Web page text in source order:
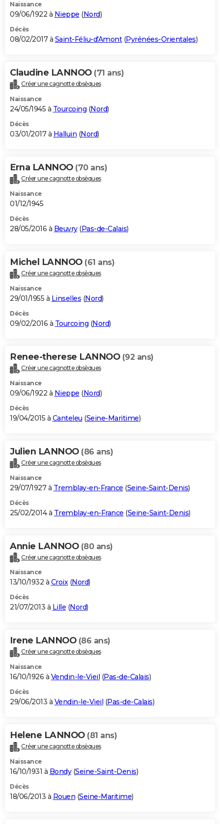
Naissance
09/06/1922 à Nieppe (Nord)
Décès
08/02/2017 à Saint-Féliu-d'Amont(Pyrénées-Orientales)
Claudine LANNOO (71 ans)
Créer une cagnotte obsèques
Naissance
24/05/1945 à Tourcoing (Nord)
Décès
03/01/2017 à Halluin (Nord)
Erna LANNOO (70 ans)
Créer une cagnotte obsèques
Naissance
01/12/1945
Décès
28/05/2016 à Beuvry(Pas-de-Calais)
Michel LANNOO (61 ans)
Créer une cagnotte obsèques
Naissance
29/01/1955 à Linselles (Nord)
Décès
09/02/2016 à Tourcoing (Nord)
Renee-therese LANNOO (92 ans)
Créer une cagnotte obsèques
Naissance
09/06/1922 à Nieppe (Nord)
Décès
19/04/2015 à Canteleu (Seine-Maritime)
Julien LANNOO (86 ans)
Créer une cagnotte obsèques
Naissance
29/07/1927 à Tremblay-en-France (Seine-Saint-Denis)
Décès
25/02/2014 à Tremblay-en-France (Seine-Saint-Denis)
Annie LANNOO (80 ans)
Créer une cagnotte obsèques
Naissance
13/10/1932 à Croix(Nord)
Décès
21/07/2013 à Lille (Nord)
Irene LANNOO (86 ans)
Créer une cagnotte obsèques
Naissance
16/10/1926 à Vendin-le-Vieil (Pas-de-Calais)
Décès
29/06/2013 à Vendin-le-Vieil (Pas-de-Calais)
Helene LANNOO (81 ans)
Créer une cagnotte obsèques
Naissance
16/10/1931 à Bondy(Seine-Saint-Denis)
Décès
18/06/2013 à Rouen (Seine-Maritime)